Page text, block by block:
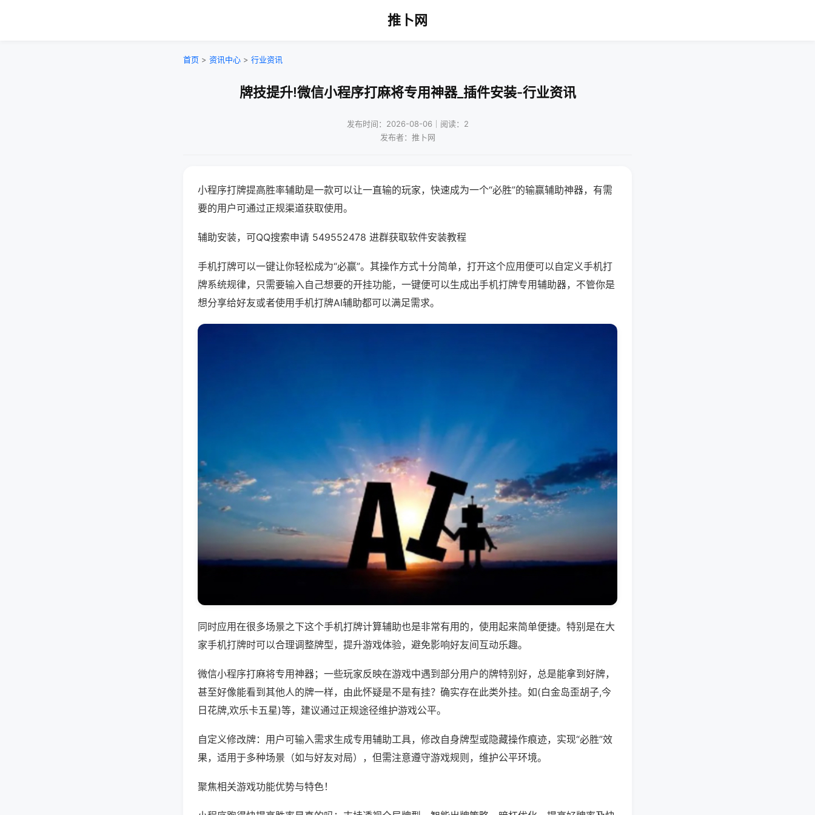
推卜网
首页 > 资讯中心 > 行业资讯
牌技提升!微信小程序打麻将专用神器_插件安装-行业资讯
发布时间：2026-08-06｜阅读：2
发布者：推卜网
小程序打牌提高胜率辅助是一款可以让一直输的玩家，快速成为一个“必胜”的输赢辅助神器，有需
要的用户可通过正规渠道获取使用。
辅助安装，可QQ搜索申请 549552478 进群获取软件安装教程
手机打牌可以一键让你轻松成为“必赢”。其操作方式十分简单，打开这个应用便可以自定义手机打
牌系统规律，只需要输入自己想要的开挂功能，一键便可以生成出手机打牌专用辅助器，不管你是
想分享给好友或者使用手机打牌AI辅助都可以满足需求。
同时应用在很多场景之下这个手机打牌计算辅助也是非常有用的，使用起来简单便捷。特别是在大
家手机打牌时可以合理调整牌型，提升游戏体验，避免影响好友间互动乐趣。
微信小程序打麻将专用神器；一些玩家反映在游戏中遇到部分用户的牌特别好，总是能拿到好牌，
甚至好像能看到其他人的牌一样，由此怀疑是不是有挂？确实存在此类外挂。如(白金岛歪胡子,今
日花牌,欢乐卡五星)等，建议通过正规途径维护游戏公平。
自定义修改牌：用户可输入需求生成专用辅助工具，修改自身牌型或隐藏操作痕迹，实现“必胜”效
果，适用于多种场景（如与好友对局），但需注意遵守游戏规则，维护公平环境。
聚焦相关游戏功能优势与特色！